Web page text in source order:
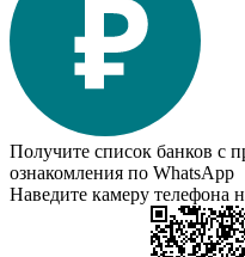
Получите список банков с
ознакомления по WhatsApp
Наведите камеру телефона